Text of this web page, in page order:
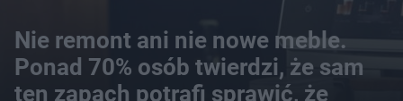
Nie remont ani nie nowe meble.
Ponad 70% osób twierdzi, że sam
ten zapach potrafi sprawić, że